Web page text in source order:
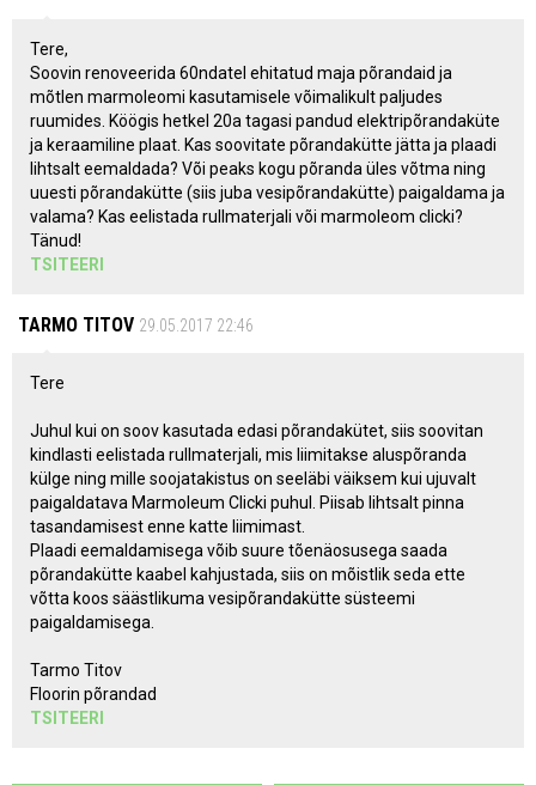
Tere,
Soovin renoveerida 60ndatel ehitatud maja põrandaid ja
mõtlen marmoleomi kasutamisele võimalikult paljudes
ruumides. Köögis hetkel 20a tagasi pandud elektripõrandaküte
ja keraamiline plaat. Kas soovitate põrandakütte jätta ja plaadi
lihtsalt eemaldada? Või peaks kogu põranda üles võtma ning
uuesti põrandakütte (siis juba vesipõrandakütte) paigaldama ja
valama? Kas eelistada rullmaterjali või marmoleom clicki?
Tänud!
TSITEERI
TARMO TITOV 29.05.2017 22:46
Tere
Juhul kui on soov kasutada edasi põrandakütet, siis soovitan
kindlasti eelistada rullmaterjali, mis liimitakse aluspõranda
külge ning mille soojatakistus on seeläbi väiksem kui ujuvalt
paigaldatava Marmoleum Clicki puhul. Piisab lihtsalt pinna
tasandamisest enne katte liimimast.
Plaadi eemaldamisega võib suure tõenäosusega saada
põrandakütte kaabel kahjustada, siis on mõistlik seda ette
võtta koos säästlikuma vesipõrandakütte süsteemi
paigaldamisega.
Tarmo Titov
Floorin põrandad
TSITEERI